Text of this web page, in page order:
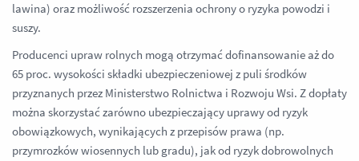
lawina) oraz możliwość rozszerzenia ochrony o ryzyka powodzi i
suszy.
Producenci upraw rolnych mogą otrzymać dofinansowanie aż do
65 proc. wysokości składki ubezpieczeniowej z puli środków
przyznanych przez Ministerstwo Rolnictwa i Rozwoju Wsi. Z dopłaty
można skorzystać zarówno ubezpieczający uprawy od ryzyk
obowiązkowych, wynikających z przepisów prawa (np.
przymrozków wiosennych lub gradu), jak od ryzyk dobrowolnych